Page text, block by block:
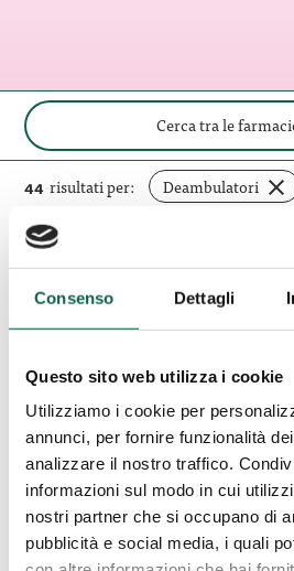
Consenso Dettagli
Questo sito web utilizza i cookie
Utilizziamo i cookie per
annunci, per fornire funzionalità
analizzare il nostro traffico.
informazioni sul modo in cui
nostri partner che si occupano di
pubblicità e social media, i quali
Cerca tra le
44 risultati per: Deambulatori
filtro
Elimina tutti i filtri
Apotheke S. Zeno
Mastromatteo
Via Principale, 16 39025,
0473667136
Zeno
Di
Mastromatteo
Vito
E
C.
Sas